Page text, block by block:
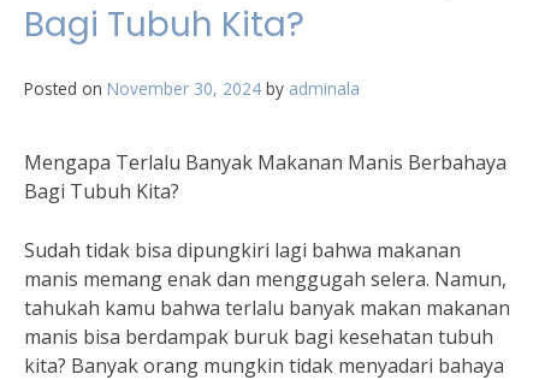
Bagi Tubuh Kita?
Posted on November 30, 2024 by adminala
Mengapa Terlalu Banyak Makanan Manis Berbahaya
Bagi Tubuh Kita?
Sudah tidak bisa dipungkiri lagi bahwa makanan
manis memang enak dan menggugah selera. Namun,
tahukah kamu bahwa terlalu banyak makan makanan
manis bisa berdampak buruk bagi kesehatan tubuh
kita? Banyak orang mungkin tidak menyadari bahaya